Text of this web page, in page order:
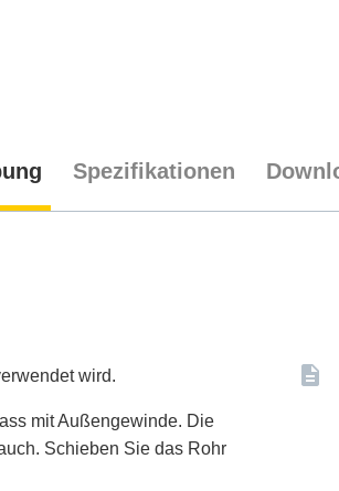
Spezifikationen
wird.
mit Außengewinde. Die
Schieben Sie das Rohr